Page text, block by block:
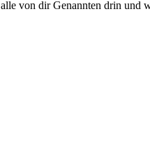
von dir Genannten drin und